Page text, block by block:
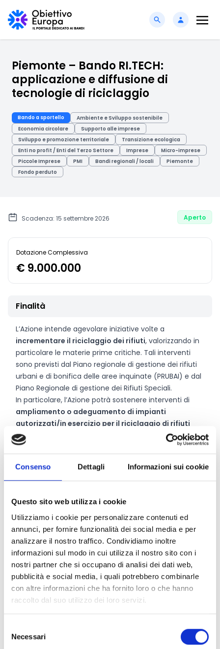
Consenso Dettagli Informazioni sui cookie
Questo sito web utilizza i cookie
Utilizziamo i cookie per personalizzare contenuti ed
annunci, per fornire funzionalità dei social media e per
analizzare il nostro traffico. Condividiamo inoltre
informazioni sul modo in cui utilizza il nostro sito con i
nostri partner che si occupano di analisi dei dati web,
pubblicità e social media, i quali potrebbero combinarle
con altre informazioni che ha fornito loro o che hanno
raccolto dal suo utilizzo dei loro servizi.
delNecessari
Piemonte – Bando RI.TECH:
applicazione e diffusione di
tecnologie di riciclaggio
Bando a sportello
Ambiente e Sviluppo sostenibile
Economia circolare
Supporto alle imprese
Sviluppo e promozione territoriale
Transizione ecologica
Enti no profit / Enti del Terzo Settore
Imprese
Micro-imprese
Piccole Imprese
PMI Bandi regionali / locali
Piemonte
Fondo perduto
Scadenza: 15 settembre 2026 Aperto
Dotazione Complessiva
€ 9.000.000
Finalità
L’Azione intende agevolare iniziative volte a
incrementare il riciclaggio dei rifiuti, valorizzando in
particolare le materie prime critiche. Tali interventi
sono previsti dal Piano regionale di gestione dei rifiuti
urbani e di bonifica delle aree inquinate (PRUBAI) e dal
Piano Regionale di gestione dei Rifiuti Speciali.
In particolare, l’Azione potrà sostenere interventi di
ampliamento o adeguamento di impianti
autorizzati/in esercizio per il riciclaggio di rifiuti
urbani e speciali
l’efficientamento dei sistemi di trattamento dei rifiuti
dell’economia circolare.
Conosci Obiettivo Europa?
Prova gratis